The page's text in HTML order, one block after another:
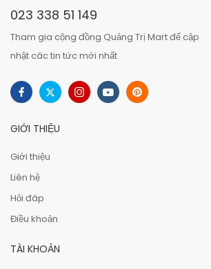
023 338 51 149
Tham gia cộng đồng Quảng Trị Mart để cập
nhật các tin tức mới nhất
GIỚI THIỆU
Giới thiệu
Liên hệ
Hỏi đáp
Điều khoản
TÀI KHOẢN